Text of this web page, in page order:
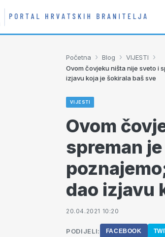
Početna › Blog › VIJESTI ›
Ovom čovjeku ništa nije sveto i
izjavu koja je šokirala baš sve
VIJESTI
Ovom
spreman
dao izjavu
20.04.2021 10:20
PODIJELI: FACEBOOK